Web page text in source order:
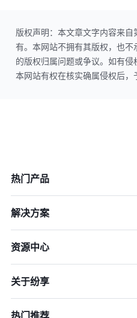
版权声明：本文章文字内容来
有。本网站不拥有其版权，也
的版权归属问题或争议。如有侵
本网站有权在核实确属侵权后，
热门产品
解决方案
资源中心
关于纷享